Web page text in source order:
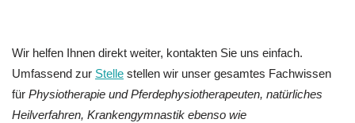
Wir helfen Ihnen direkt weiter, kontakten Sie uns einfach.
Umfassend zur Stelle stellen wir unser gesamtes Fachwissen
für Physiotherapie und Pferdephysiotherapeuten, natürliches
Heilverfahren, Krankengymnastik ebenso wie